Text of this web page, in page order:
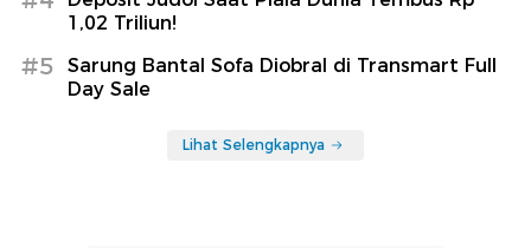
1,02 Triliun!
#5
Sarung Bantal Sofa Diobral di Transmart Full
Day Sale
Lihat Selengkapnya